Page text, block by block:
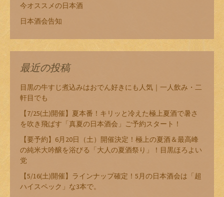
今オススメの日本酒
日本酒会告知
最近の投稿
目黒の牛すじ煮込みはおでん好きにも人気｜一人飲み・二
軒目でも
【7/25(土)開催】夏本番！キリッと冷えた極上夏酒で暑さ
を吹き飛ばす「真夏の日本酒会」ご予約スタート！
【要予約】6月20日（土）開催決定！極上の夏酒＆最高峰
の純米大吟醸を浴びる「大人の夏酒祭り」！目黒ほろよい
党
【5/16(土)開催】ラインナップ確定！5月の日本酒会は「超
ハイスペック」な3本で。